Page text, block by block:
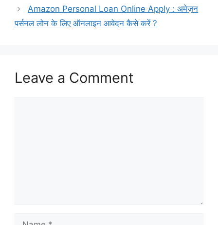
Amazon Personal Loan Online Apply : अमेज़न
पर्सनल लोन के लिए ऑनलाइन आवेदन कैसे करें ?
Leave a Comment
Name